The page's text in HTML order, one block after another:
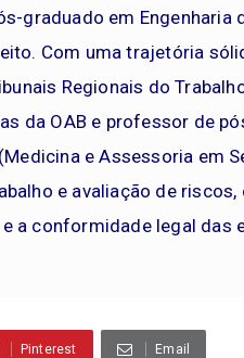
graduado em Engenharia
Com uma trajetória
Regionais do
da OAB e professor de
e Assessoria em
e avaliação de
a conformidade legal das
Pinterest Email